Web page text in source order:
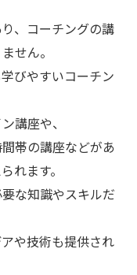
、コーチングの講
せん。
びやすいコーチン
講座や、
帯の講座などがあ
れます。
な知識やスキルだ
や技術も提供され